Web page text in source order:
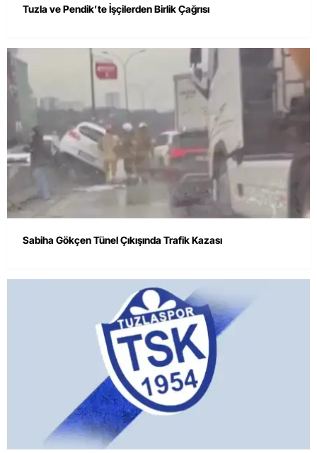
Tuzla ve Pendik’te İşçilerden Birlik Çağrısı
Sabiha Gökçen Tünel Çıkışında Trafik Kazası